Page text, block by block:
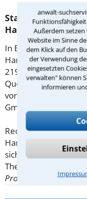
anwalt-
Außerdem
Website im Sinne
dem Klick auf den
der Verwendung
eingesetzten
verwalten" können
informieren
Statistische
Handelsrecht in
In Berlin gibt es 268
Handelsrecht
219 Anwälte.
Quelle: Anwalt- und
von der Anwalt
GmbH
Rechtsuchende, die
Handelsrecht in
sich insbesondere
Themen:
Provision,